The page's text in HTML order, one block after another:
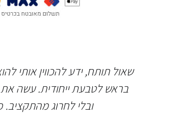
שאול תותח, ידע להכווין אותי
בראש לטבעת ייחודית. עשה
ובלי לחרוג